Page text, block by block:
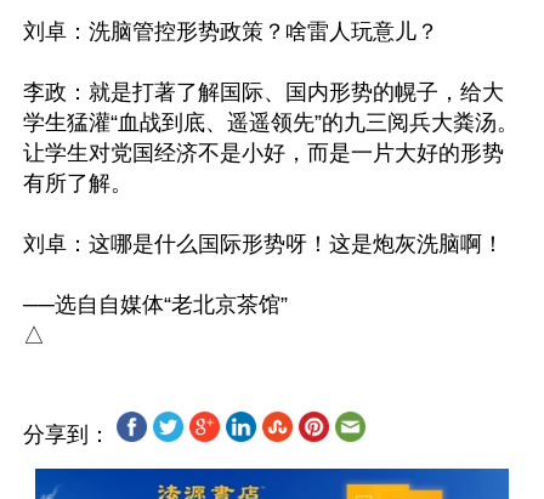
刘卓：洗脑管控形势政策？啥雷人玩意儿？
李政：就是打著了解国际、国内形势的幌子，给大
学生猛灌“血战到底、遥遥领先”的九三阅兵大粪汤。
让学生对党国经济不是小好，而是一片大好的形势
有所了解。
刘卓：这哪是什么国际形势呀！这是炮灰洗脑啊！
──选自自媒体“老北京茶馆”
分享到：